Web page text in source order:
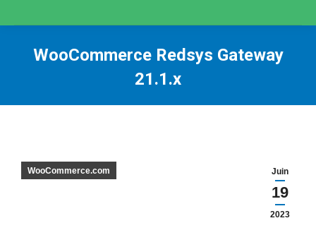
WooCommerce Redsys Gateway
21.1.x
Juin
19
2023
WooCommerce.com